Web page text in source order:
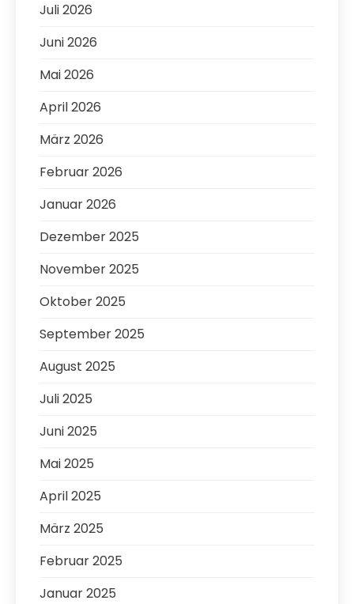
Juli 2026
Juni 2026
Mai 2026
April 2026
März 2026
Februar 2026
Januar 2026
Dezember 2025
November 2025
Oktober 2025
September 2025
August 2025
Juli 2025
Juni 2025
Mai 2025
April 2025
März 2025
Februar 2025
Januar 2025